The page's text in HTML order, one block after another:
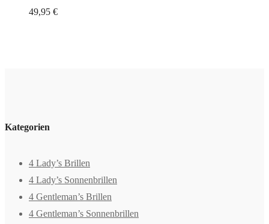
49,95 €
Kategorien
4 Lady’s Brillen
4 Lady’s Sonnenbrillen
4 Gentleman’s Brillen
4 Gentleman’s Sonnenbrillen